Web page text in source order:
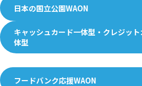
日本の国立公園WAON
キャッシュカード一体型・クレジッ
体型
フードバンク応援WAON